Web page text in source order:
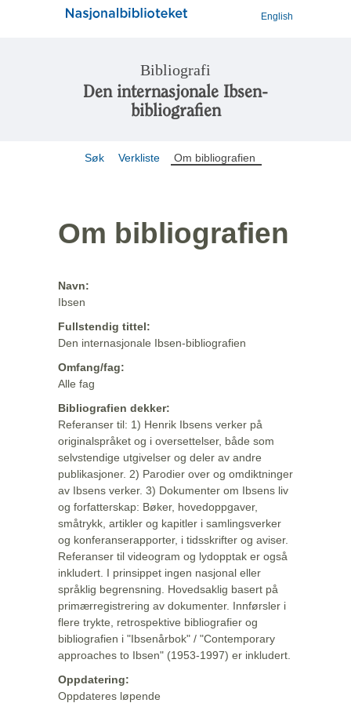
English
Bibliografi
Den internasjonale Ibsen-
bibliografien
Søk Verkliste Om bibliografien
Om bibliografien
Navn:
Ibsen
Fullstendig tittel:
Den internasjonale Ibsen-bibliografien
Omfang/fag:
Alle fag
Bibliografien dekker:
Referanser til: 1) Henrik Ibsens verker på
originalspråket og i oversettelser, både som
selvstendige utgivelser og deler av andre
publikasjoner. 2) Parodier over og omdiktninger
av Ibsens verker. 3) Dokumenter om Ibsens liv
og forfatterskap: Bøker, hovedoppgaver,
småtrykk, artikler og kapitler i samlingsverker
og konferanserapporter, i tidsskrifter og aviser.
Referanser til videogram og lydopptak er også
inkludert. I prinsippet ingen nasjonal eller
språklig begrensning. Hovedsaklig basert på
primærregistrering av dokumenter. Innførsler i
flere trykte, retrospektive bibliografier og
bibliografien i "Ibsenårbok" / "Contemporary
approaches to Ibsen" (1953-1997) er inkludert.
Oppdatering:
Oppdateres løpende